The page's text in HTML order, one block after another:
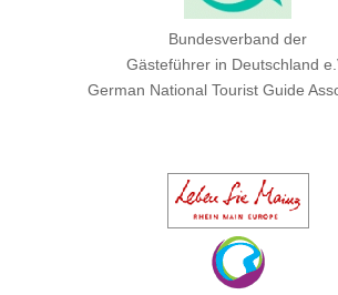
Bundesverband der
Gästeführer in Deutschland
German National Tourist Guide